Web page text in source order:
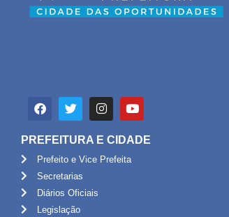
PREFEITURA E CIDADE
Prefeito e Vice Prefeita
Secretarias
Diários Oficiais
Legislação